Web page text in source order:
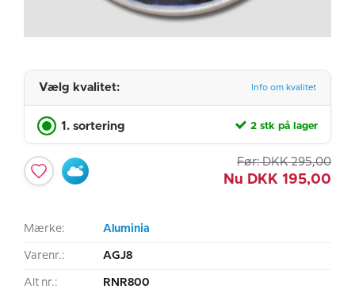
Vælg kvalitet: Info om kvalitet
1. sortering 2 stk på lager
Før: DKK 295,00
Nu DKK 195,00
Mærke: Aluminia
Varenr.: AGJ8
Alt nr.: RNR800